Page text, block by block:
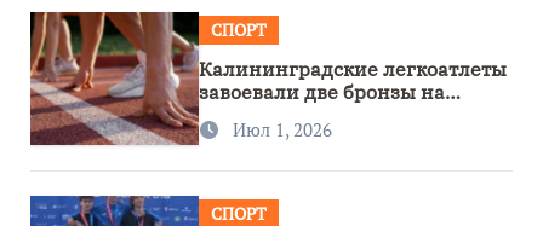
СПОРТ
Калининградские легкоатлеты
завоевали две бронзы на
первенстве России
Июл 1, 2026
СПОРТ